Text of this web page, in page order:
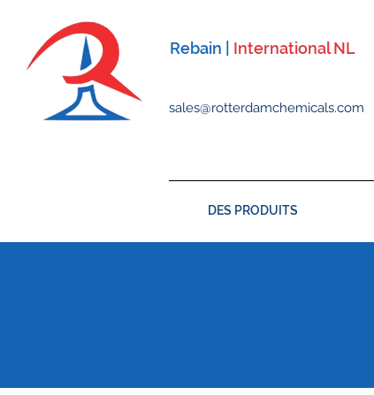
Rebain | International NL
sales@rotterdamchemicals.com
DES PRODUITS